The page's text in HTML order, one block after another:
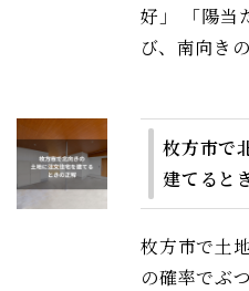
好」 「陽当
び、南向き
枚方市で
建てると
枚方市で土
の確率でぶ